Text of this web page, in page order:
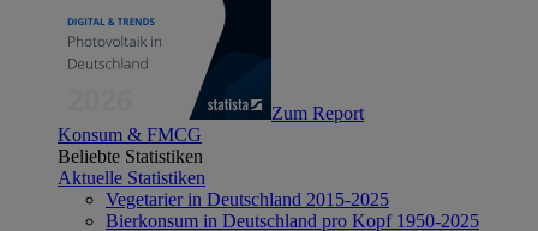
Zum Report
Konsum & FMCG
Beliebte Statistiken
Aktuelle Statistiken
Vegetarier in Deutschland 2015-2025
Bierkonsum in Deutschland pro Kopf 1950-2025